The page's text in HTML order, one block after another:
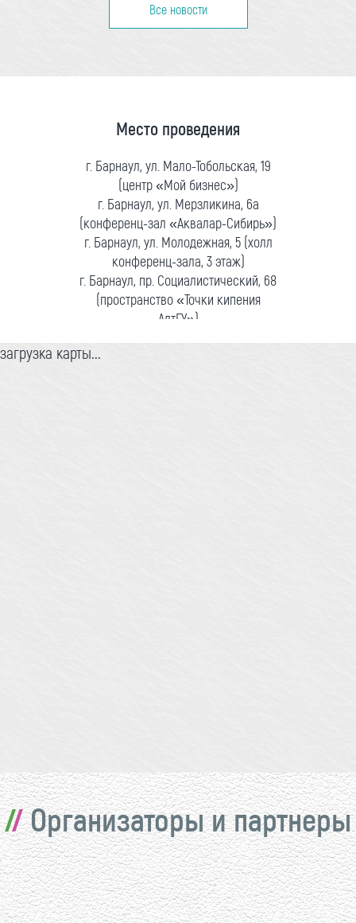
Все новости
Место проведения
г. Барнаул, ул. Мало-Тобольская, 19
(центр «Мой бизнес»)
г. Барнаул, ул. Мерзликина, 6а
(конференц-зал «Аквалар-Сибирь»)
г. Барнаул, ул. Молодежная, 5 (холл
конференц-зала, 3 этаж)
г. Барнаул, пр. Социалистический, 68
(пространство «Точки кипения
АлтГУ»)
загрузка карты...
Организаторы и партнеры